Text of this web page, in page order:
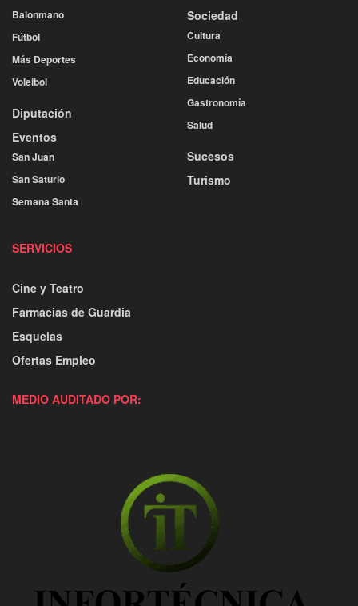
Balonmano
Fútbol
Más Deportes
Voleibol
Diputación
Eventos
San Juan
San Saturio
Semana Santa
Sociedad
Cultura
Economía
Educación
Gastronomía
Salud
Sucesos
Turismo
SERVICIOS
Cine y Teatro
Farmacias de Guardia
Esquelas
Ofertas Empleo
MEDIO AUDITADO POR: